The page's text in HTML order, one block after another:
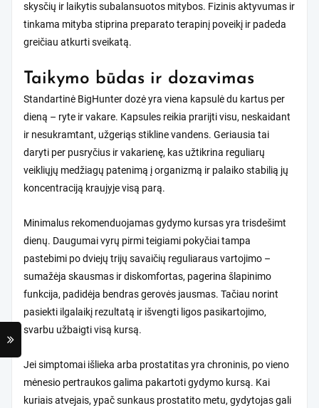
skysčių ir laikytis subalansuotos mitybos. Fizinis aktyvumas ir
tinkama mityba stiprina preparato terapinį poveikį ir padeda
greičiau atkurti sveikatą.
Taikymo būdas ir dozavimas
Standartinė BigHunter dozė yra viena kapsulė du kartus per
dieną – ryte ir vakare. Kapsules reikia prarijti visu, neskaidant
ir nesukramtant, užgeriąs stikline vandens. Geriausia tai
daryti per pusryčius ir vakarienę, kas užtikrina reguliarų
veikliųjų medžiagų patenimą į organizmą ir palaiko stabilią jų
koncentraciją kraujyje visą parą.
Minimalus rekomenduojamas gydymo kursas yra trisdešimt
dienų. Daugumai vyrų pirmi teigiami pokyčiai tampa
pastebimi po dviejų trijų savaičių reguliaraus vartojimo –
sumažėja skausmas ir diskomfortas, pagerina šlapinimo
funkcija, padidėja bendras gerovės jausmas. Tačiau norint
pasiekti ilgalaikį rezultatą ir išvengti ligos pasikartojimo,
svarbu užbaigti visą kursą.
Jei simptomai išlieka arba prostatitas yra chroninis, po vieno
mėnesio pertraukos galima pakartoti gydymo kursą. Kai
kuriais atvejais, ypač sunkaus prostatito metu, gydytojas gali